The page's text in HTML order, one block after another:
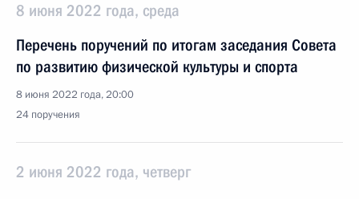
8 июня 2022 года, среда
Перечень поручений по итогам заседания Совета
по развитию физической культуры и спорта
8 июня 2022 года, 20:00
24 поручения
2 июня 2022 года, четверг